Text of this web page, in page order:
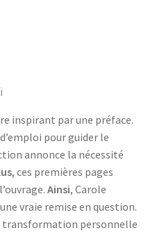
inspirant par une préface.
pour guider le
annonce la nécessité
, ces premières pages
Ainsi, Carole
vraie remise en question.
transformation personnelle